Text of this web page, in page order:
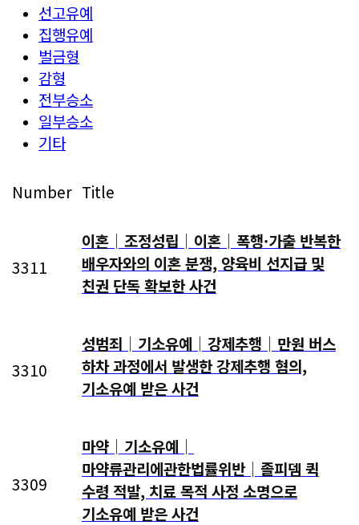
선고유예
집행유예
벌금형
감형
전부승소
일부승소
기타
Number Title
3311
이혼│조정성립│이혼│폭행·가출 반복한
배우자와의 이혼 분쟁, 양육비 선지급 및
친권 단독 확보한 사건
3310
성범죄│기소유예│강제추행│만원 버스
하차 과정에서 발생한 강제추행 혐의,
기소유예 받은 사건
3309
마약│기소유예│
마약류관리에관한법률위반│졸피뎀 퀵
수령 적발, 치료 목적 사정 소명으로
기소유예 받은 사건